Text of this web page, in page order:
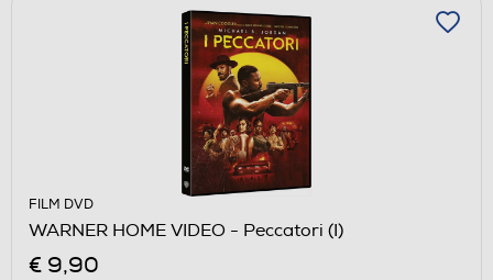
FILM DVD
WARNER HOME VIDEO - Peccatori (I)
€ 9,90